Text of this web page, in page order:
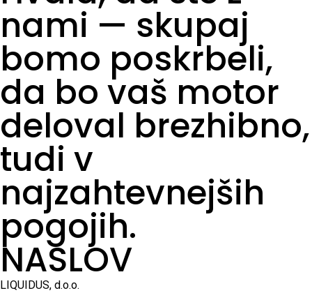
nami — skupaj
bomo poskrbeli,
da bo vaš motor
deloval brezhibno,
tudi v
najzahtevnejših
pogojih.
NASLOV
LIQUIDUS, d.o.o.